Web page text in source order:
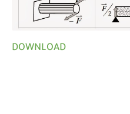
DOWNLOAD